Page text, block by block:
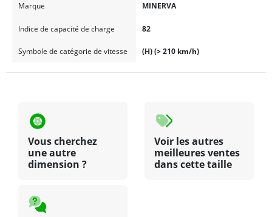
Marque MINERVA
Indice de capacité de charge 82
Symbole de catégorie de vitesse (H) (> 210 km/h)
Vous cherchez
une autre
dimension ?
Voir les autres
meilleures ventes
dans cette taille